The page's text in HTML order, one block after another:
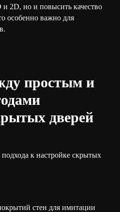
2D, но и повысить качество
особенно важно для
простым и
дверей
к настройке скрытых
стен для имитации